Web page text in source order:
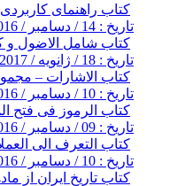
کتاب راهنمای
تاریخ : 14 / دسامبر / 2016
کتاب شامل الاضول و
تاریخ : 18 / ژانویه / 2017
کتاب الاشارات –
تاریخ : 10 / دسامبر / 2016
کتاب الرموز فى فتح
تاریخ : 09 / دسامبر / 2016
کتاب التعرف الی
تاریخ : 10 / دسامبر / 2016
کتاب تاریخ ایران از